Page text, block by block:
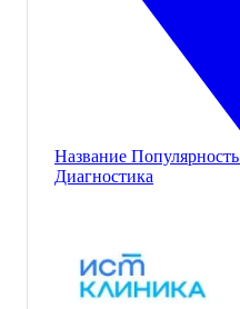
Название Популярность
Диагностика